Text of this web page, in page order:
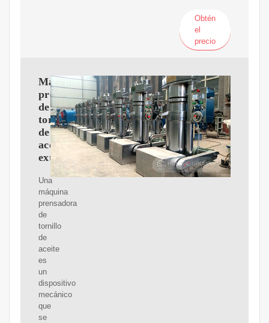
Obtén
el
precio
Máquina
prensadora
de
tornillo
de
aceite:
extracción
Una
máquina
prensadora
de
tornillo
de
aceite
es
un
dispositivo
mecánico
que
se